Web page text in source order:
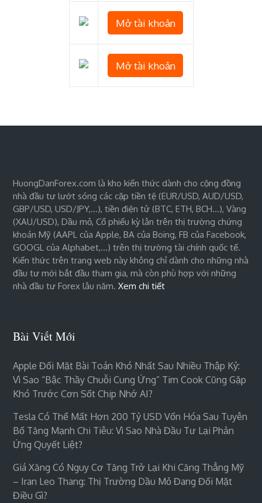
Mở tài khoản
Mở tài khoản
HuongDanForex.com là kho kiến thức dành cho cộng đồng
nhà đầu tư lướt sóng các cặp tiền tệ (EUR/USD, AUD/USD,
GBP/USD, USD/JPY,…), tiền điện tử (BTC, ETH, BCH…), Vàng
(XAU/USD), Dầu mỏ, Cổ phiếu kỳ lân trên thị trường chứng
khoán Mỹ (AAPL của Apple, BA của Boing, FB của Facebook,
GOOGL của Alphabet,…) trên thị trường tài chính quốc tế.
Kiến thức trên trang web này không chỉ dành cho những nhà
đầu tư mới bắt đầu tham gia, mà còn phù hợp với những
nhà đầu tư Forex lâu năm.Xem chi tiết
Bài Viết Mới
Apple Đối Mặt Bài Toán Khó Nhất Sau Nhiều Thập Kỷ:
Vì Sao “bậc Thầy Chuỗi Cung Ứng” Tim Cook Cũng Gặp
Khó Trước Cơn Sốt Chip Nhớ AI?
Tesla Có Thể Mất Hơn 200 Tỷ USD Vốn Hóa Sau Tuyên
Bố Tăng Mạnh Chi Tiêu: Vì Sao Nhà Đầu Tư Lại Phản
Ứng Quyết Liệt?
Giá Xăng Có Nguy Cơ Tăng Trở Lại Khi Căng Thẳng Mỹ
– Iran Leo Thang: Thị Trường Dầu Mỏ Đang Đối Mặt
Điều Gì?